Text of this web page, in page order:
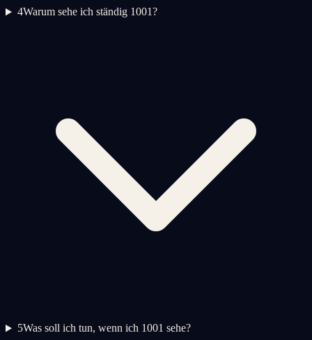
4Warum sehe ich ständig 1001?
5Was soll ich tun, wenn ich 1001 sehe?